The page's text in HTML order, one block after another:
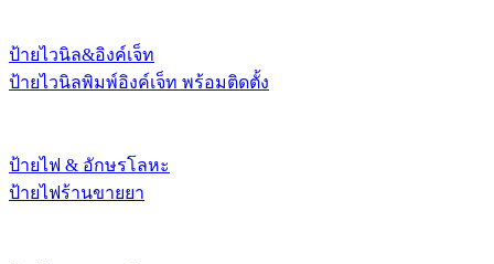
ป้ายไวนิล&อิงค์เจ็ท
ป้ายไวนิลพิมพ์อิงค์เจ็ท พร้อมติดตั้ง
ป้ายไฟ & อักษรโลหะ
ป้ายไฟร้านขายยา